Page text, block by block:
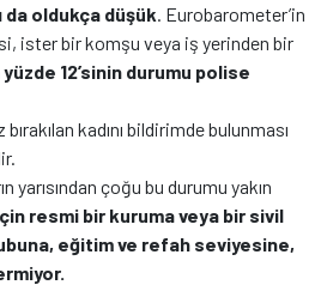
da oldukça düşük. Eurobarometer’in
ister bir komşu veya iş yerinden bir
yüzde 12’sinin durumu polise
kadını bildirimde bulunması
yarısından çoğu bu durumu yakın
resmi bir kuruma veya bir sivil
eğitim ve refah seviyesine,